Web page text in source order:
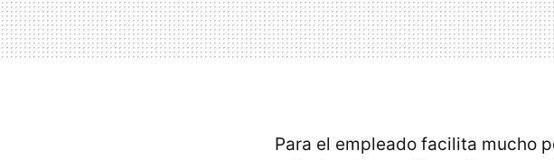
Para el empleado facilita mucho